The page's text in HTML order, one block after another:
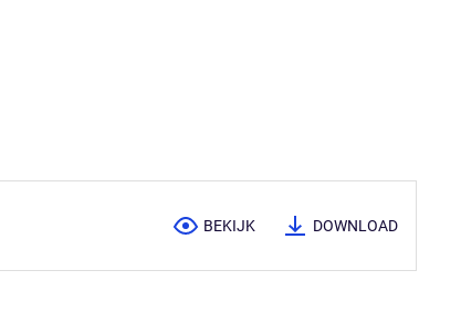
BEKIJK DOWNLOAD